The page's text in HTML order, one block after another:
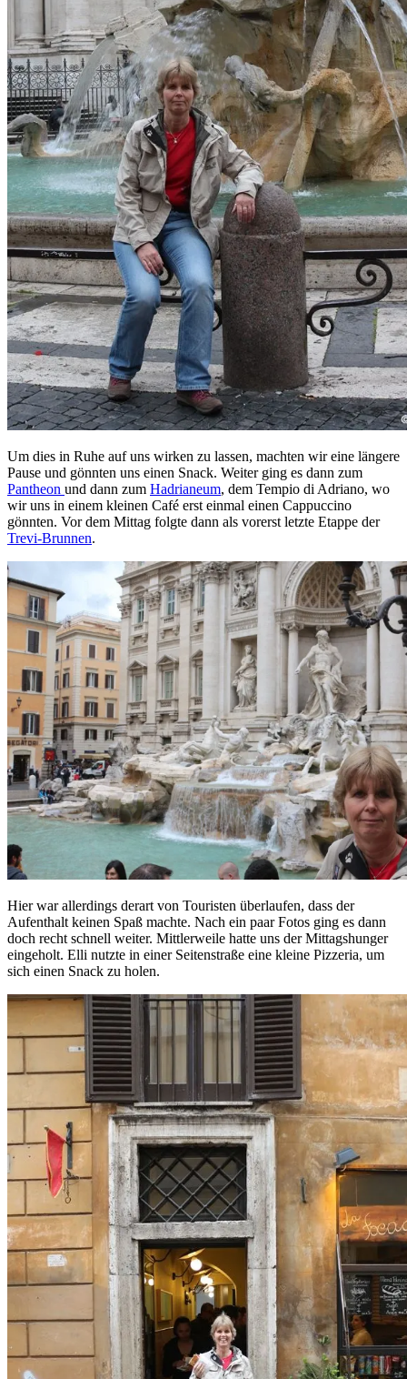
Um dies in Ruhe auf uns wirken zu lassen, machten wir eine längere
Pause und gönnten uns einen Snack. Weiter ging es dann zum
Pantheon und dann zum Hadrianeum, dem Tempio di Adriano, wo
wir uns in einem kleinen Café erst einmal einen Cappuccino
gönnten. Vor dem Mittag folgte dann als vorerst letzte Etappe der
Trevi-Brunnen.
Hier war allerdings derart von Touristen überlaufen, dass der
Aufenthalt keinen Spaß machte. Nach ein paar Fotos ging es dann
doch recht schnell weiter. Mittlerweile hatte uns der Mittagshunger
eingeholt. Elli nutzte in einer Seitenstraße eine kleine Pizzeria, um
sich einen Snack zu holen.